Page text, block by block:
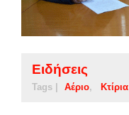
Ειδήσεις
Tags | Αέριο Κτίρια